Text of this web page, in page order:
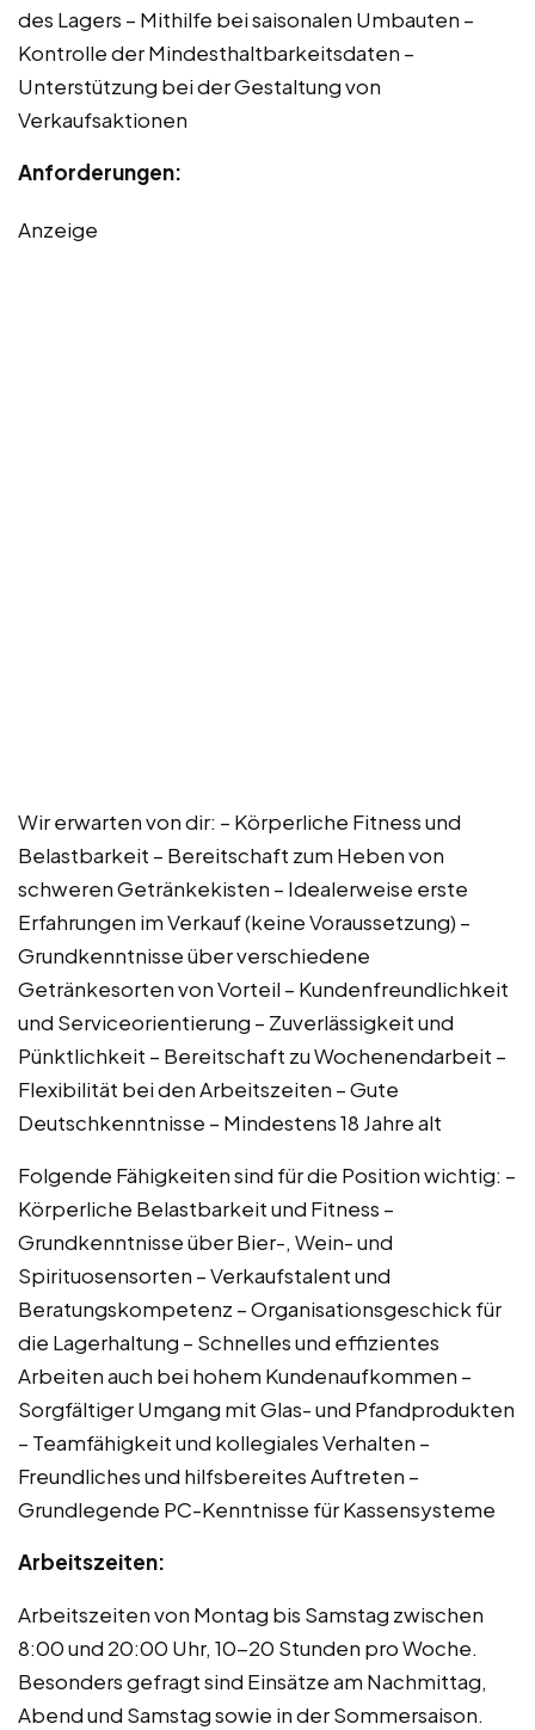
des Lagers – Mithilfe bei saisonalen Umbauten –
Kontrolle der Mindesthaltbarkeitsdaten –
Unterstützung bei der Gestaltung von
Verkaufsaktionen
Anforderungen:
Anzeige
Wir erwarten von dir: – Körperliche Fitness und
Belastbarkeit – Bereitschaft zum Heben von
schweren Getränkekisten – Idealerweise erste
Erfahrungen im Verkauf (keine Voraussetzung) –
Grundkenntnisse über verschiedene
Getränkesorten von Vorteil – Kundenfreundlichkeit
und Serviceorientierung – Zuverlässigkeit und
Pünktlichkeit – Bereitschaft zu Wochenendarbeit –
Flexibilität bei den Arbeitszeiten – Gute
Deutschkenntnisse – Mindestens 18 Jahre alt
Folgende Fähigkeiten sind für die Position wichtig: –
Körperliche Belastbarkeit und Fitness –
Grundkenntnisse über Bier-, Wein- und
Spirituosensorten – Verkaufstalent und
Beratungskompetenz – Organisationsgeschick für
die Lagerhaltung – Schnelles und effizientes
Arbeiten auch bei hohem Kundenaufkommen –
Sorgfältiger Umgang mit Glas- und Pfandprodukten
– Teamfähigkeit und kollegiales Verhalten –
Freundliches und hilfsbereites Auftreten –
Grundlegende PC-Kenntnisse für Kassensysteme
Arbeitszeiten:
Arbeitszeiten von Montag bis Samstag zwischen
8:00 und 20:00 Uhr, 10-20 Stunden pro Woche.
Besonders gefragt sind Einsätze am Nachmittag,
Abend und Samstag sowie in der Sommersaison.